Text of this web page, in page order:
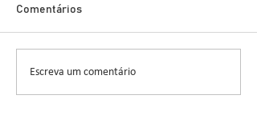
Nova safra de milho:
como mitigar as perdas
Comentários
Escreva um comentário